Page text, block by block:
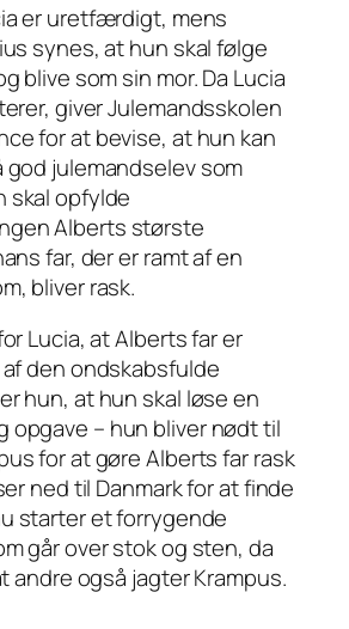
er uretfærdigt, mens
synes, at hun skal følge
blive som sin mor. Da Lucia
giver Julemandsskolen
for at bevise, at hun kan
julemandselev som
skal opfylde
Alberts største
far, der er ramt af en
bliver rask.
Lucia, at Alberts far er
den ondskabsfulde
hun, at hun skal løse en
– hun bliver nødt til
for at gøre Alberts far rask
ned til Danmark for at finde
starter et forrygende
går over stok og sten, da
andre også jagter Krampus.